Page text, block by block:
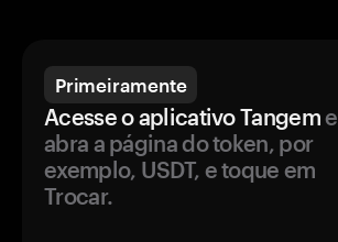
Primeiramente
Acesse o aplicativo Tangeme
abra a página do token, por
exemplo, USDT, e toque em
Trocar.